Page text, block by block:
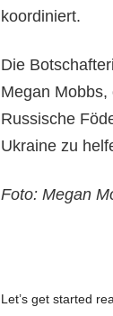
koordiniert.
Die
Megan
Russische
Ukraine zu
Foto: Megan
Let’s get started